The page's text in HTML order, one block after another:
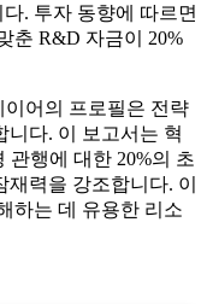
. 투자 동향에 따르면
춘 R&D 자금이 20%
이어의 프로필은 전략
니다. 이 보고서는 혁
관행에 대한 20%의 초
력을 강조합니다. 이
하는 데 유용한 리소